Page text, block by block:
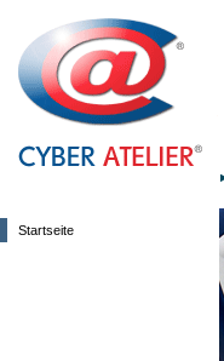
Startseite